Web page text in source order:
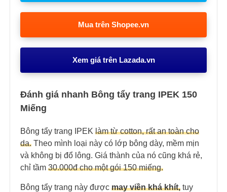
Mua trên Shopee.vn
Xem giá trên Lazada.vn
Đánh giá nhanh Bông tẩy trang IPEK 150
Miếng
Bông tẩy trang IPEK làm từ cotton, rất an toàn cho
da. Theo mình loại này có lớp bông dày, mềm mịn
và không bị đổ lông. Giá thành của nó cũng khá rẻ,
chỉ tầm 30.000đ cho một gói 150 miếng.
Bông tẩy trang này được may viền khá khít, tuy